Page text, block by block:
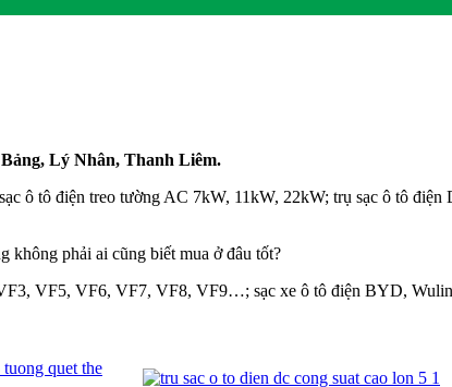
Lý Nhân, Thanh Liêm.
ô tô điện treo tường AC 7kW, 11kW, 22kW; trụ sạc ô tô
không phải ai cũng biết mua ở đâu tốt?
VF3, VF5, VF6, VF7, VF8, VF9…; sạc xe ô tô điện BYD,